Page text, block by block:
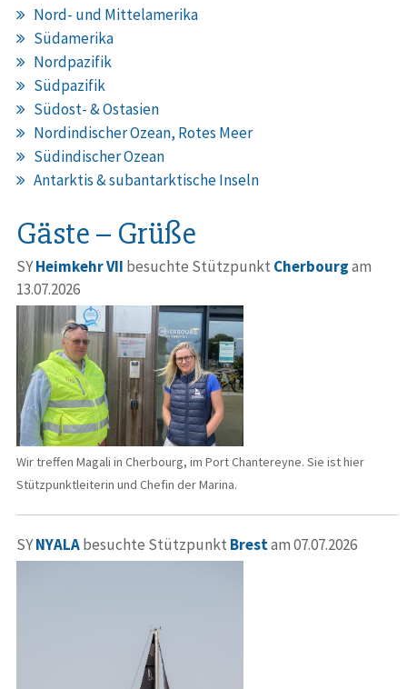
Nord- und Mittelamerika
Südamerika
Nordpazifik
Südpazifik
Südost- & Ostasien
Nordindischer Ozean, Rotes Meer
Südindischer Ozean
Antarktis & subantarktische Inseln
Gäste – Grüße
SYHeimkehr VII besuchte Stützpunkt Cherbourgam
13.07.2026
Wir treffen Magali in Cherbourg, im Port Chantereyne. Sie ist hier
Stützpunktleiterin und Chefin der Marina.
SYNYALAbesuchte Stützpunkt Brestam 07.07.2026